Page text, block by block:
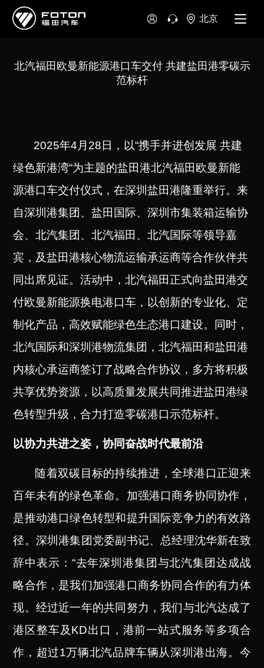
北京
北汽福田欧曼新能源港口车交付 共建盐田港零碳示
范标杆
2025年4月28日，以“携手并进创发展 共建
绿色新港湾“为主题的盐田港北汽福田欧曼新能
源港口车交付仪式，在深圳盐田港隆重举行。来
自深圳港集团、盐田国际、深圳市集装箱运输协
会、北汽集团、北汽福田、北汽国际等领导嘉
宾，及盐田港核心物流运输承运商等合作伙伴共
同出席见证。活动中，北汽福田正式向盐田港交
付欧曼新能源换电港口车，以创新的专业化、定
制化产品，高效赋能绿色生态港口建设。同时，
北汽国际和深圳港物流集团，北汽福田和盐田港
内核心承运商签订了战略合作协议，多方将积极
共享优势资源，以高质量发展共同推进盐田港绿
色转型升级，合力打造零碳港口示范标杆。
以协力共进之姿，协同奋战时代最前沿
随着双碳目标的持续推进，全球港口正迎来
百年未有的绿色革命。加强港口商务协同协作，
是推动港口绿色转型和提升国际竞争力的有效路
径。深圳港集团党委副书记、总经理沈华新在致
辞中表示：“去年深圳港集团与北汽集团达成战
略合作，是我们加强港口商务协同合作的有力体
现。经过近一年的共同努力，我们与北汽达成了
港区整车及KD出口，港前一站式服务等多项合
作，超过1万辆北汽品牌车辆从深圳港出海。今